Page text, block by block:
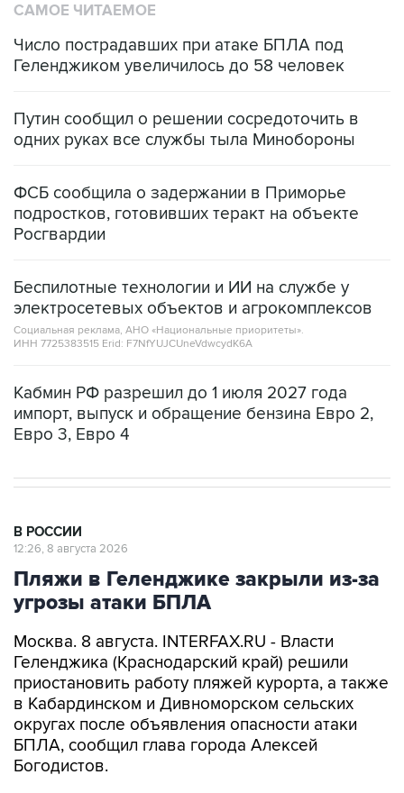
САМОЕ ЧИТАЕМОЕ
Число пострадавших при атаке БПЛА под
Геленджиком увеличилось до 58 человек
Путин сообщил о решении сосредоточить в
одних руках все службы тыла Минобороны
ФСБ сообщила о задержании в Приморье
подростков, готовивших теракт на объекте
Росгвардии
Беспилотные технологии и ИИ на службе у
электросетевых объектов и агрокомплексов
Социальная реклама, АНО «Национальные приоритеты».
ИНН 7725383515 Erid: F7NfYUJCUneVdwcydK6A
Кабмин РФ разрешил до 1 июля 2027 года
импорт, выпуск и обращение бензина Евро 2,
Евро 3, Евро 4
В РОССИИ
12:26, 8 августа 2026
Пляжи в Геленджике закрыли из-за
угрозы атаки БПЛА
Москва. 8 августа. INTERFAX.RU - Власти
Геленджика (Краснодарский край) решили
приостановить работу пляжей курорта, а также
в Кабардинском и Дивноморском сельских
округах после объявления опасности атаки
БПЛА, сообщил глава города Алексей
Богодистов.